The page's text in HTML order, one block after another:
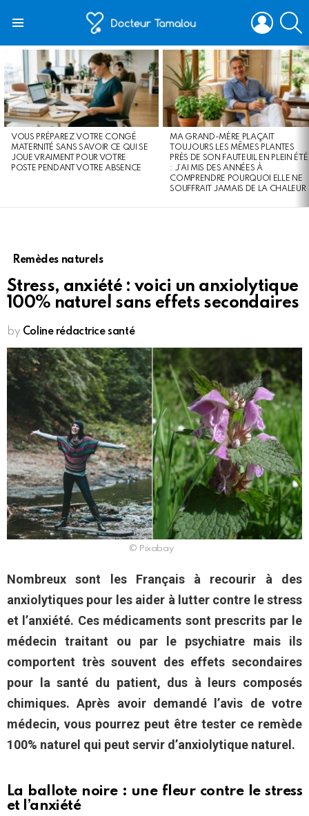
LOGIN
STORIES
VOUS PRÉPAREZ VOTRE CONGÉ
MATERNITÉ SANS SAVOIR CE QUI SE
JOUE VRAIMENT POUR VOTRE
POSTE PENDANT VOTRE ABSENCE
MA GRAND-MÈRE PLAÇAIT
TOUJOURS LES MÊMES PLANTES
PRÈS DE SON FAUTEUIL EN PLEIN ÉTÉ
: J’AI MIS DES ANNÉES À
COMPRENDRE POURQUOI ELLE NE
SOUFFRAIT JAMAIS DE LA CHALEUR
Remèdes naturels
Stress, anxiété : voici un anxiolytique
100% naturel sans effets secondaires
by Coline rédactrice santé
© Pixabay
Nombreux sont les Français à recourir à des
anxiolytiques pour les aider à lutter contre le stress
et l’anxiété. Ces médicaments sont prescrits par le
médecin traitant ou par le psychiatre mais ils
comportent très souvent des effets secondaires
pour la santé du patient, dus à leurs composés
chimiques. Après avoir demandé l’avis de votre
médecin, vous pourrez peut être tester ce remède
100% naturel qui peut servir d’anxiolytique naturel.
La ballote noire : une fleur contre le stress
et l’anxiété